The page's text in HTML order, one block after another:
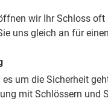
wir Ihr Schloss
uns gleich an für
es um die Sicherheit
mit Schlössern und